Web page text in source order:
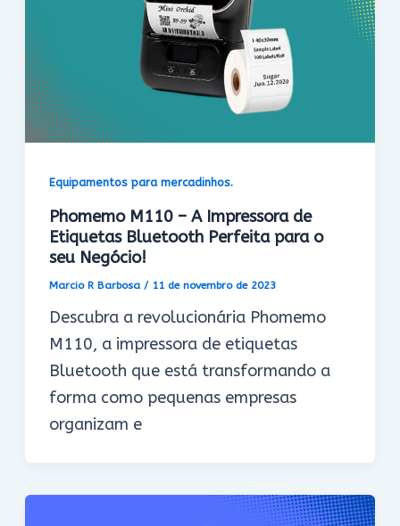
Equipamentos para mercadinhos.
Phomemo M110 – A Impressora de
Etiquetas Bluetooth Perfeita para o
seu Negócio!
Marcio R Barbosa/ 11 de novembro de 2023
Descubra a revolucionária Phomemo
M110, a impressora de etiquetas
Bluetooth que está transformando a
forma como pequenas empresas
organizam e